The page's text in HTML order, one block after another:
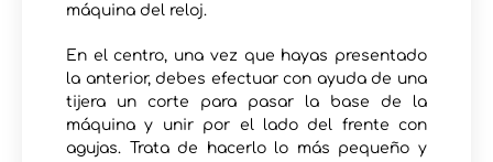
máquina del reloj.
En el centro, una vez que hayas presentado
la anterior, debes efectuar con ayuda de una
tijera un corte para pasar la base de la
máquina y unir por el lado del frente con
agujas. Trata de hacerlo lo más pequeño y